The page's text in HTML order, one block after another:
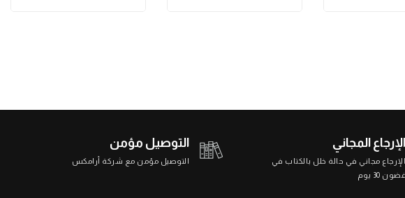
التوصيل مؤمن
التوصيل مؤمن مع شركة أرامكس
الإرجاع المجاني
الإرجاع مجاني في حالة خلل بالكتاب في
غضون 30 يوم